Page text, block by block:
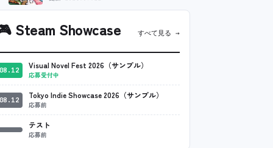
Steam Showcase すべて見る →
08.12 Visual Novel Fest 2026（サンプル）
応募受付中
08.12 Tokyo Indie Showcase 2026（サンプル）
応募前
テスト
応募前